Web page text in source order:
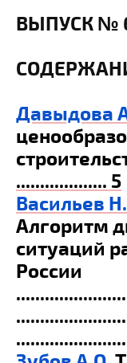
ВЫПУСК №
Давыдова
................... 5
Васильев
Алгоритм
ситуаций
России